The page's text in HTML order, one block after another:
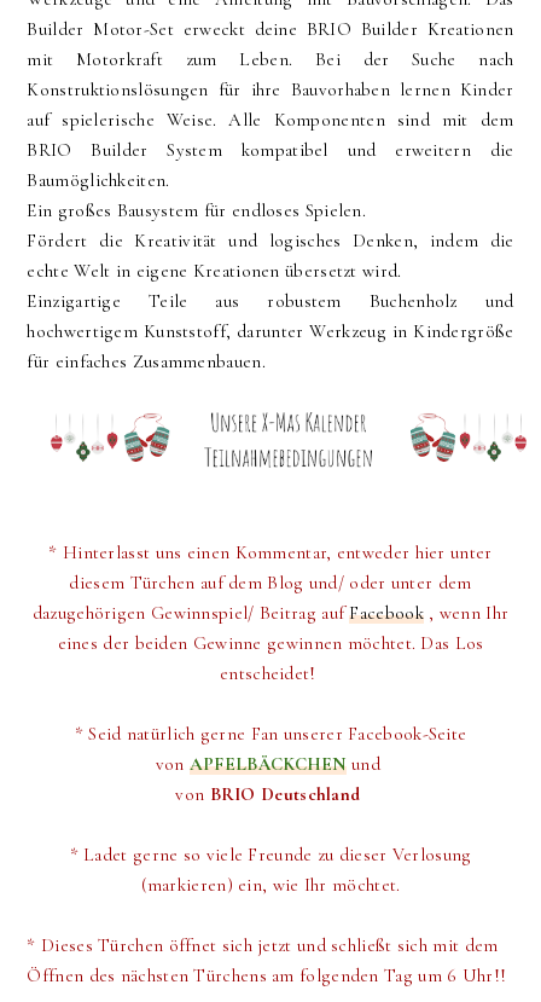
Builder Motor-Set erweckt deine BRIO Builder Kreationen
mit Motorkraft zum Leben. Bei der Suche nach
Konstruktionslösungen für ihre Bauvorhaben lernen Kinder
auf spielerische Weise. Alle Komponenten sind mit dem
BRIO Builder System kompatibel und erweitern die
Baumöglichkeiten.
Ein großes Bausystem für endloses Spielen.
Fördert die Kreativität und logisches Denken, indem die
echte Welt in eigene Kreationen übersetzt wird.
Einzigartige Teile aus robustem Buchenholz und
hochwertigem Kunststoff, darunter Werkzeug in Kindergröße
für einfaches Zusammenbauen.
* Hinterlasst uns einen Kommentar, entweder hier unter
diesem Türchen auf dem Blog und/ oder unter dem
dazugehörigen Gewinnspiel/ Beitrag aufFacebook, wenn Ihr
eines der beiden Gewinne gewinnen möchtet. Das Los
entscheidet!
* Seid natürlich gerne Fan unserer Facebook-Seite
von APFELBÄCKCHEN und
von BRIO Deutschland
* Ladet gerne so viele Freunde zu dieser Verlosung
(markieren) ein, wie Ihr möchtet.
* Dieses Türchen öffnet sich jetzt und schließt sich mit dem
Öffnen des nächsten Türchens am folgenden Tag um 6 Uhr!!